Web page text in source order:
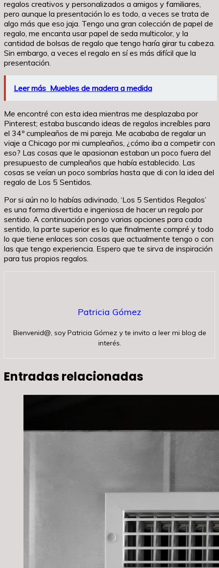
regalos creativos y personalizados a amigos y familiares,
pero aunque la presentación lo es todo, a veces se trata de
algo más que eso jaja. Tengo una gran colección de papel de
regalo, me encanta usar papel de seda multicolor, y la
cantidad de bolsas de regalo que tengo haría girar tu cabeza.
Sin embargo, a veces el regalo en sí es más difícil que la
presentación.
Leer más Muebles de madera a medida
Me encontré con esta idea mientras me desplazaba por
Pinterest; estaba buscando ideas de regalos increíbles para
el 34º cumpleaños de mi pareja. Me acababa de regalar un
viaje a Chicago por mi cumpleaños, ¿cómo iba a competir con
eso? Las cosas que le apasionan estaban un poco fuera del
presupuesto de cumpleaños que había establecido. Las
cosas se veían un poco sombrías hasta que di con la idea del
regalo de Los 5 Sentidos.
Por si aún no lo habías adivinado, ‘Los 5 Sentidos Regalos’
es una forma divertida e ingeniosa de hacer un regalo por
sentido. A continuación pongo varias opciones para cada
sentido, la parte superior es lo que finalmente compré y todo
lo que tiene enlaces son cosas que actualmente tengo o con
las que tengo experiencia. Espero que te sirva de inspiración
para tus propios regalos.
Patricia Gómez
Bienvenid@, soy Patricia Gómez y te invito a leer mi blog de
interés.
Entradas relacionadas